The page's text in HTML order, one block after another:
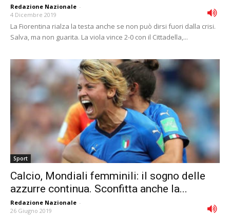
Redazione Nazionale -
4 Dicembre 2019
La Fiorentina rialza la testa anche se non può dirsi fuori dalla crisi.
Salva, ma non guarita. La viola vince 2-0 con il Cittadella,...
Sport
Calcio, Mondiali femminili: il sogno delle
azzurre continua. Sconfitta anche la...
Redazione Nazionale -
26 Giugno 2019